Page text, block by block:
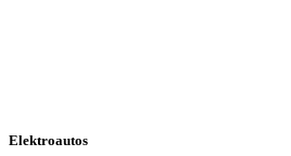
Elektroautos